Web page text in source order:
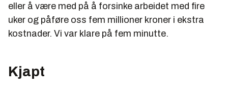
eller å være med på å forsinke arbeidet med fire
uker og påføre oss fem millioner kroner i ekstra
kostnader. Vi var klare på fem minutte.
Kjapt